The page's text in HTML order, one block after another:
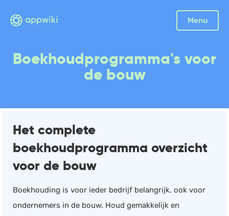
Menu
Sluiten
Facturatie
Incasso
Declaraties
Scan en herken
Sales
Boekhoudprogramma's voor
de bouw
Het complete
boekhoudprogramma overzicht
voor de bouw
Boekhouding is voor ieder bedrijf belangrijk, ook voor
ondernemers in de bouw. Houd gemakkelijk en